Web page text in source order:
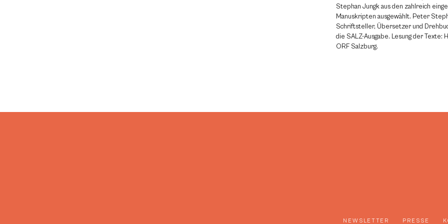
Stephan Jungk aus den zahlreich
Manuskripten ausgewählt. Peter
Schriftsteller, Übersetzer und
die SALZ-Ausgabe. Lesung der Texte:
ORF Salzburg.
NEWSLETTER PRESSE